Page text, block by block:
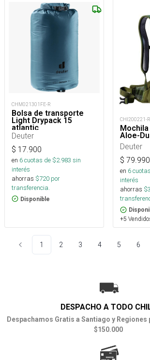
CHM021301FE-R
Bolsa de transporte
Light Drypack 15
atlantic
Deuter
$ 17.900
en 6cuotas de $2.983 sin
interés
ahorras $720 por
transferencia.
Disponible
CHI200221-R
Mochila
Aloe-
Deuter
$ 79.990
en 6
interés
ahorras $
+5
1 2 3 4 5 6
DESPACHO A TODO
Despachamos Gratis a Santiago y
$150.000